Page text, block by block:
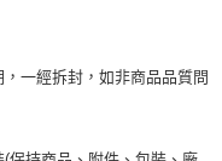
一經拆封，如非商品品質問